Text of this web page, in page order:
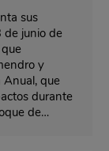
sus
junio de
y
Anual, que
durante
de…